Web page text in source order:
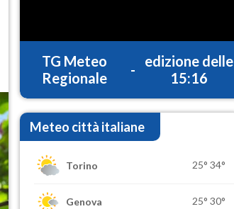
TG Meteo
Regionale
-
edizione delle
15:16
Meteo città italiane
Torino 25° 34°
Genova 25° 30°